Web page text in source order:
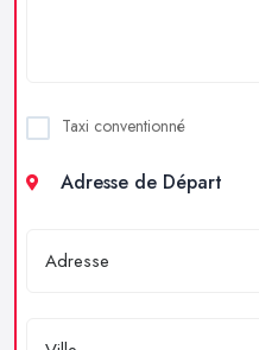
Taxi conventionné
Adresse de Départ